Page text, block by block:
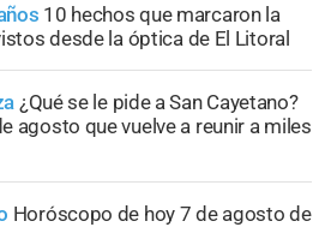
10 hechos que marcaron la
desde la óptica de El Litoral
¿Qué se le pide a San Cayetano?
agosto que vuelve a reunir a miles
Horóscopo de hoy 7 de agosto de